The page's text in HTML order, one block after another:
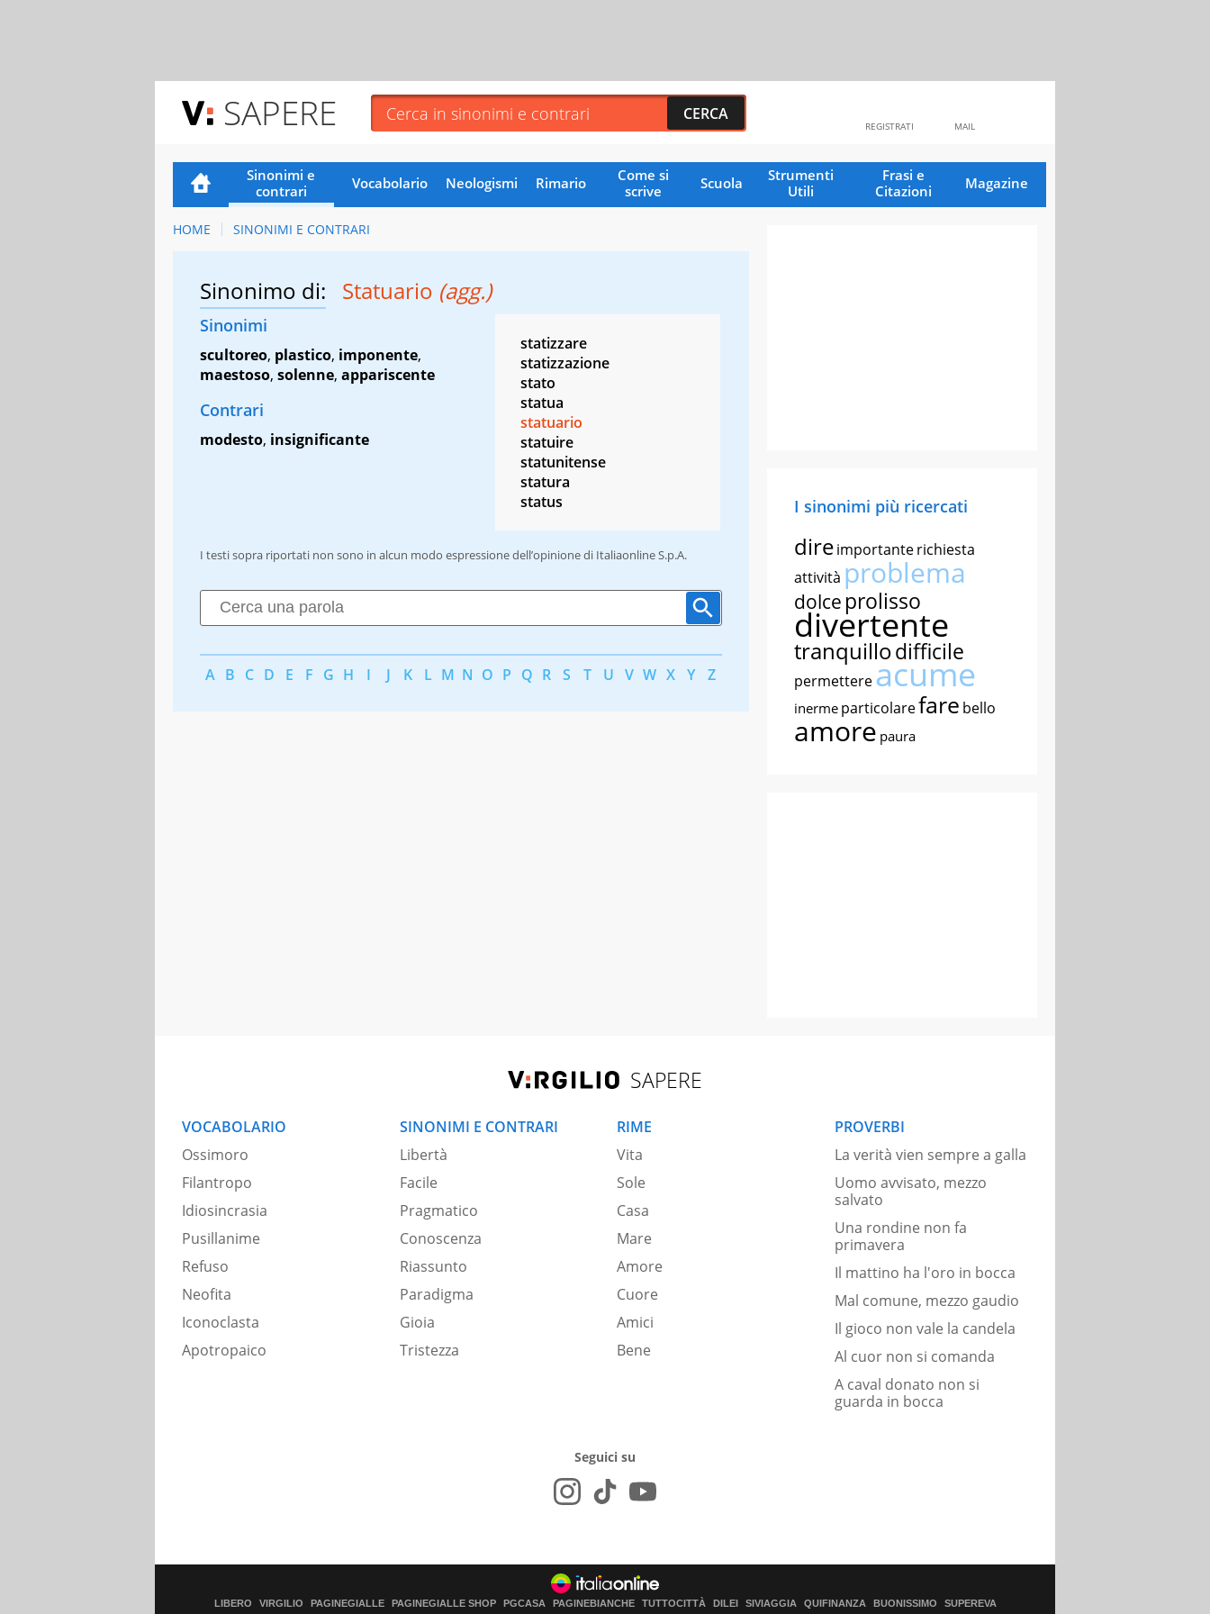
SAPERE MAIL
REGISTRATI
Sinonimi e
contrari
Vocabolario Neologismi Rimario
Come si
scrive
Scuola
Strumenti
Utili
Frasi e
Citazioni
Magazine
HOME SINONIMI E CONTRARI
Sinonimo di: Statuario (agg.)
Sinonimi
scultoreo, plastico, imponente,
maestoso, solenne, appariscente
Contrari
modesto, insignificante
statizzare
statizzazione
stato
statua
statuario
statuire
statunitense
statura
status
I testi sopra riportati non sono in alcun modo espressione dell’opinione di Italiaonline S.p.A.
A B C D E F G H I J K L M N O P Q R S T U V W X Y Z
I sinonimi più ricercati
direimportanterichiesta
attività problema
dolce prolisso
divertente
tranquillodifficile
permettereacume
inerme particolarefare bello
amore paura
SAPERE
VOCABOLARIO
Ossimoro
Filantropo
Idiosincrasia
Pusillanime
Refuso
Neofita
Iconoclasta
Apotropaico
SINONIMI E CONTRARI
Libertà
Facile
Pragmatico
Conoscenza
Riassunto
Paradigma
Gioia
Tristezza
RIME
Vita
Sole
Casa
Mare
Amore
Cuore
Amici
Bene
PROVERBI
La verità vien sempre a galla
Uomo avvisato, mezzo
salvato
Una rondine non fa
primavera
Il mattino ha l'oro in bocca
Mal comune, mezzo gaudio
Il gioco non vale la candela
Al cuor non si comanda
A caval donato non si
guarda in bocca
Seguici su
LIBERO VIRGILIO PAGINEGIALLE PAGINEGIALLE SHOP PGCASA PAGINEBIANCHE TUTTOCITTÀ DILEI SIVIAGGIA QUIFINANZA BUONISSIMO SUPEREVA